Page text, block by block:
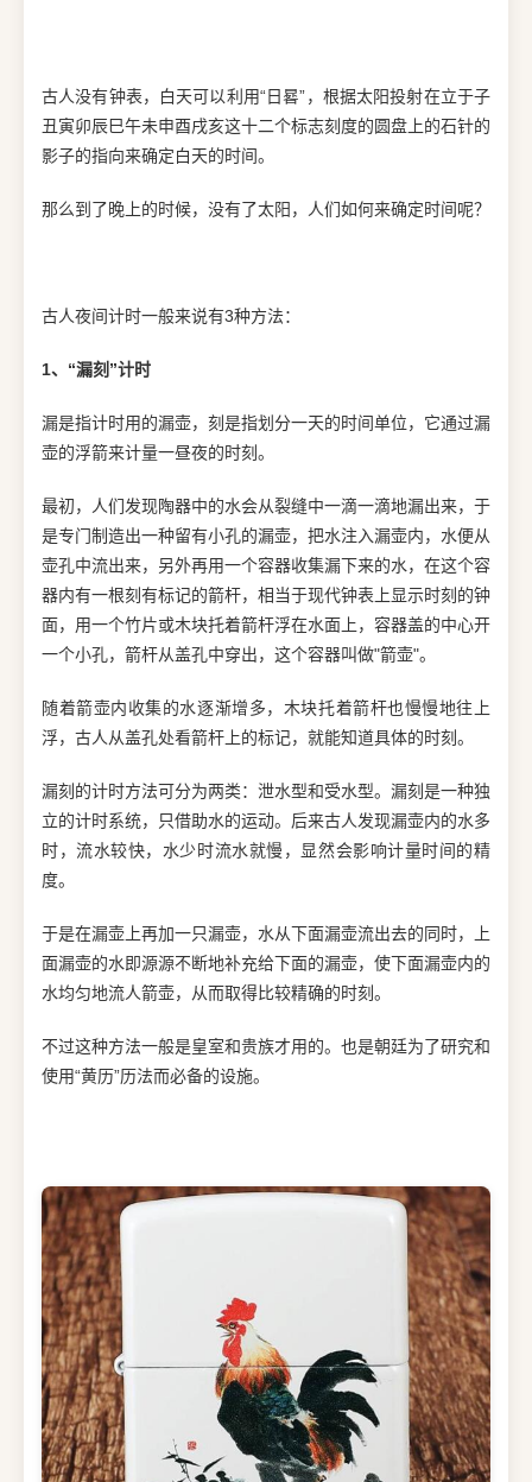
古人没有钟表，白天可以利用“日晷”，根据太阳投射在立于子
丑寅卯辰巳午未申酉戌亥这十二个标志刻度的圆盘上的石针的
影子的指向来确定白天的时间。
那么到了晚上的时候，没有了太阳，人们如何来确定时间呢？
古人夜间计时一般来说有3种方法：
1、“漏刻”计时
漏是指计时用的漏壶，刻是指划分一天的时间单位，它通过漏
壶的浮箭来计量一昼夜的时刻。
最初，人们发现陶器中的水会从裂缝中一滴一滴地漏出来，于
是专门制造出一种留有小孔的漏壶，把水注入漏壶内，水便从
壶孔中流出来，另外再用一个容器收集漏下来的水，在这个容
器内有一根刻有标记的箭杆，相当于现代钟表上显示时刻的钟
面，用一个竹片或木块托着箭杆浮在水面上，容器盖的中心开
一个小孔，箭杆从盖孔中穿出，这个容器叫做"箭壶"。
随着箭壶内收集的水逐渐增多，木块托着箭杆也慢慢地往上
浮，古人从盖孔处看箭杆上的标记，就能知道具体的时刻。
漏刻的计时方法可分为两类：泄水型和受水型。漏刻是一种独
立的计时系统，只借助水的运动。后来古人发现漏壶内的水多
时，流水较快，水少时流水就慢，显然会影响计量时间的精
度。
于是在漏壶上再加一只漏壶，水从下面漏壶流出去的同时，上
面漏壶的水即源源不断地补充给下面的漏壶，使下面漏壶内的
水均匀地流人箭壶，从而取得比较精确的时刻。
不过这种方法一般是皇室和贵族才用的。也是朝廷为了研究和
使用“黄历”历法而必备的设施。